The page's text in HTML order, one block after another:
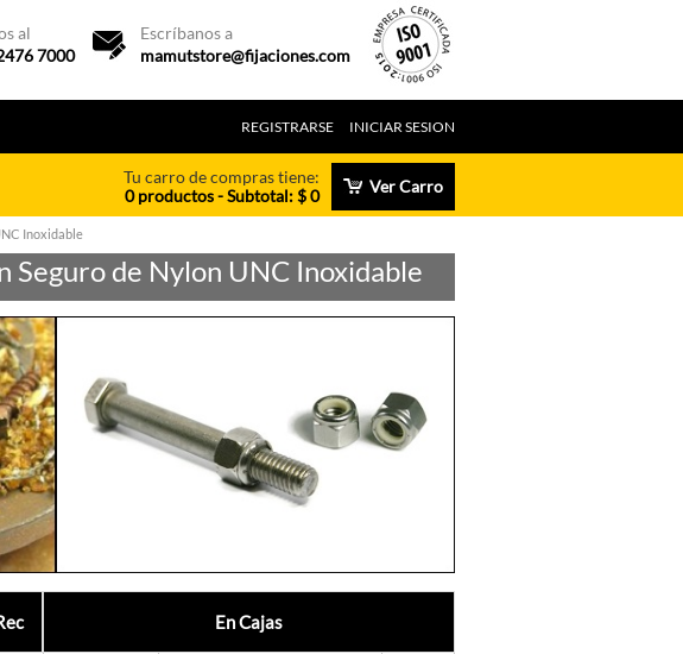
al
7000
Escríbanos a
mamutstore@fijaciones.com
REGISTRARSE INICIAR SESION
Ver Carro
Tu carro de compras tiene:
0 productos - Subtotal: $ 0
Inoxidable
Seguro de Nylon UNC Inoxidable
En Cajas